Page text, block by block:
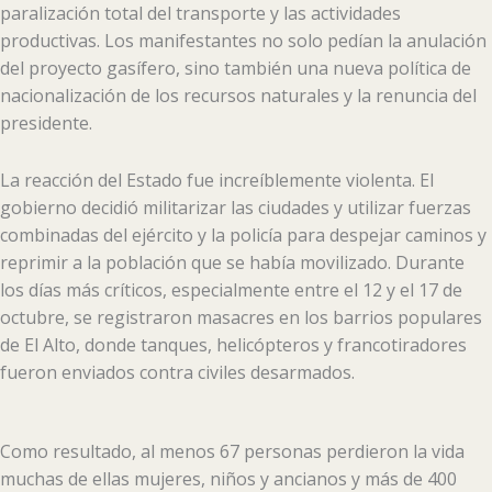
paralización total del transporte y las actividades
productivas. Los manifestantes no solo pedían la anulación
del proyecto gasífero, sino también una nueva política de
nacionalización de los recursos naturales y la renuncia del
presidente.
La reacción del Estado fue increíblemente violenta. El
gobierno decidió militarizar las ciudades y utilizar fuerzas
combinadas del ejército y la policía para despejar caminos y
reprimir a la población que se había movilizado. Durante
los días más críticos, especialmente entre el 12 y el 17 de
octubre, se registraron masacres en los barrios populares
de El Alto, donde tanques, helicópteros y francotiradores
fueron enviados contra civiles desarmados.
Como resultado, al menos 67 personas perdieron la vida
muchas de ellas mujeres, niños y ancianos y más de 400